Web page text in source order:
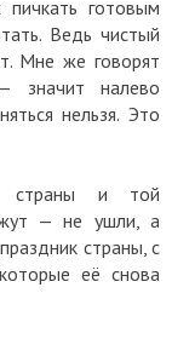
готовым
Ведь чистый
Мне же говорят
значит налево
нельзя. Это
страны и той
— не ушли, а
страны, с
её снова